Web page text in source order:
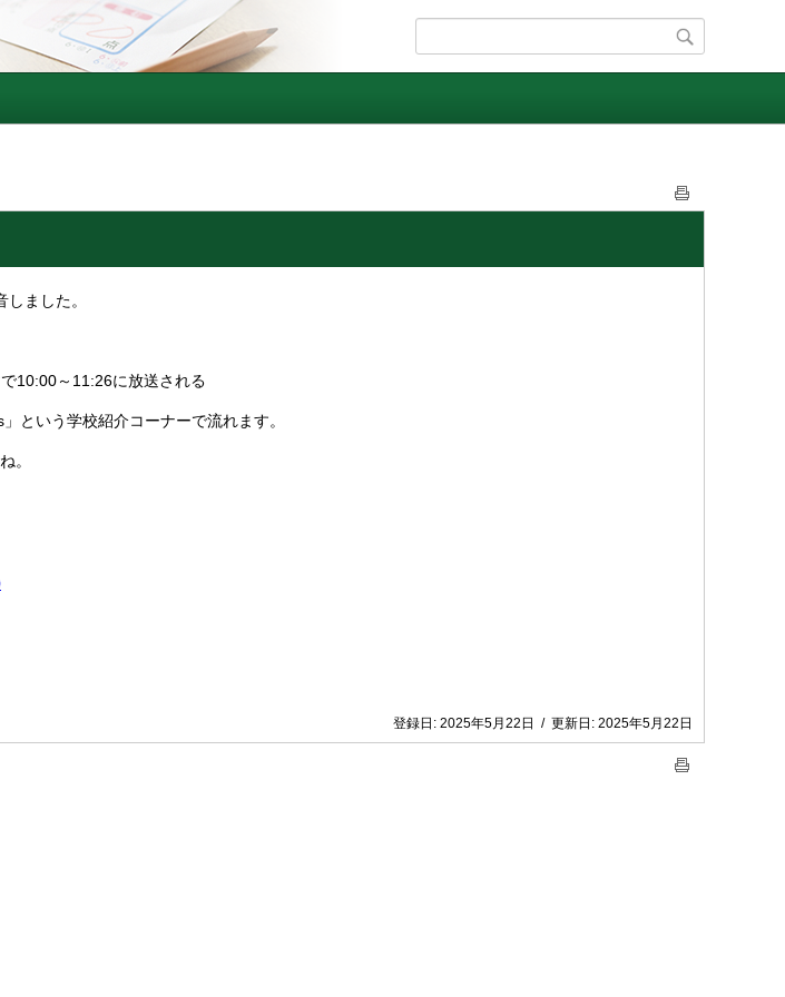
ました。
10:00～11:26に放送される
という学校紹介コーナーで流れます。
。
登録日: 2025年5月22日 / 更新日: 2025年5月22日